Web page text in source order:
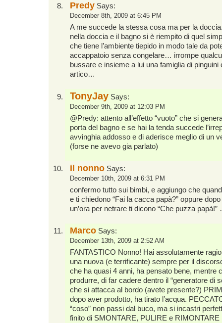
Predy Says:
December 8th, 2009 at 6:45 PM
A me succede la stessa cosa ma per la
nella doccia e il bagno si è riempito di quel
che tiene l’ambiente tiepido in modo tale da
accappatoio senza congelare… irrompe
bussare e insieme a lui una famiglia di pinguini
artico…
TonyJay Says:
December 9th, 2009 at 12:03 PM
@Predy: attento all’effetto “vuoto” che si
porta del bagno e se hai la tenda succede
avvinghia addosso e di aderisce meglio di un
(forse ne avevo gia parlato)
il nonno Says:
December 10th, 2009 at 6:31 PM
confermo tutto sui bimbi, e aggiungo che
e ti chiedono “Fai la cacca papà?” oppure
un’ora per netrare ti dicono “Che puzza
Marco Says:
December 13th, 2009 at 2:52 AM
FANTASTICO Nonno! Hai assolutamente
una nuova (e terrificante) sempre per il
che ha quasi 4 anni, ha pensato bene, mentre
produrre, di far cadere dentro il “generatore di
che si attacca al bordo (avete presente?)
dopo aver prodotto, ha tirato l’acqua.
“coso” non passi dal buco, ma si incastri
finito di SMONTARE, PULIRE e RIMONTARE